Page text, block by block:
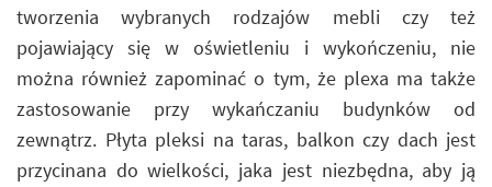
tworzenia wybranych rodzajów mebli czy też
pojawiający się w oświetleniu i wykończeniu, nie
można również zapominać o tym, że plexa ma także
zastosowanie przy wykańczaniu budynków od
zewnątrz. Płyta pleksi na taras, balkon czy dach jest
przycinana do wielkości, jaka jest niezbędna, aby ją